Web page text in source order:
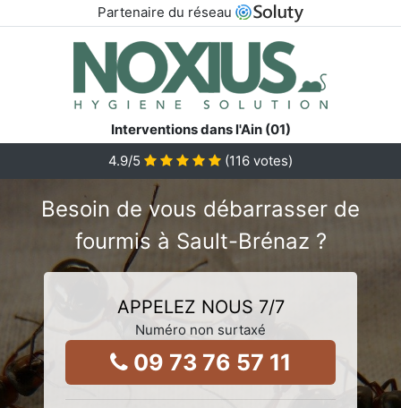
Partenaire du réseau
Interventions dans l'Ain (01)
4.9/5 (116 votes)
Besoin de vous débarrasser de
fourmis à Sault-Brénaz ?
APPELEZ NOUS 7/7
Numéro non surtaxé
09 73 76 57 11